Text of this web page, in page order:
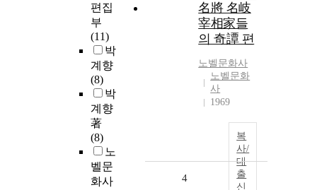
편집
부
(11)
박
계향
(8)
박
계향
著
(8)
노
벨문
화사
名將 名岐
宰相家들
의 奇譚 편
노벨문화사
노벨문화
사
1969
복
사/
대
출
신
4